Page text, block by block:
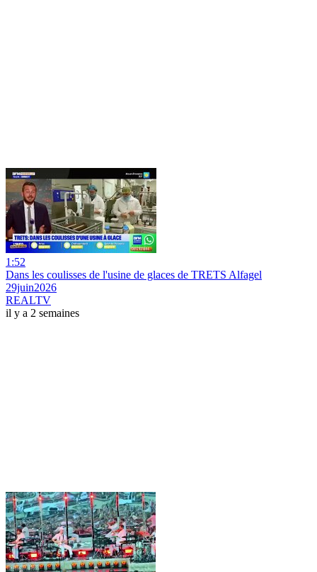
1:52
Dans les coulisses de l'usine de glaces de TRETS Alfagel
29juin2026
REALTV
il y a 2 semaines